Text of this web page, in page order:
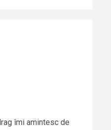
îmi amintesc de